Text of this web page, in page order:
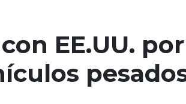
EE.UU. por